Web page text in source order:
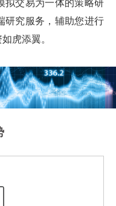
拟交易为一体的策略研
研究服务，辅助您进行
虎添翼。